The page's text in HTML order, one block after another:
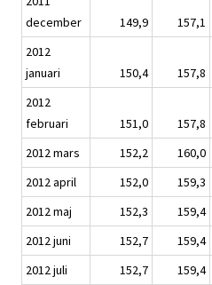
december
149,9 157,1
2012
januari
150,4 157,8
2012
februari
151,0 157,8
2012 mars
152,2 160,0
2012 april
152,0 159,3
2012 maj
152,3 159,4
2012 juni
152,7 159,4
2012 juli
152,7 159,4